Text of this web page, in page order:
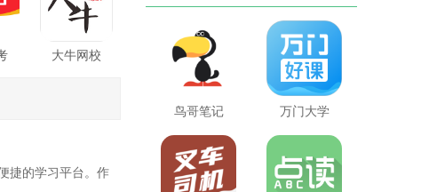
大牛网校
捷的学习平台。作
鸟哥笔记 万门大学